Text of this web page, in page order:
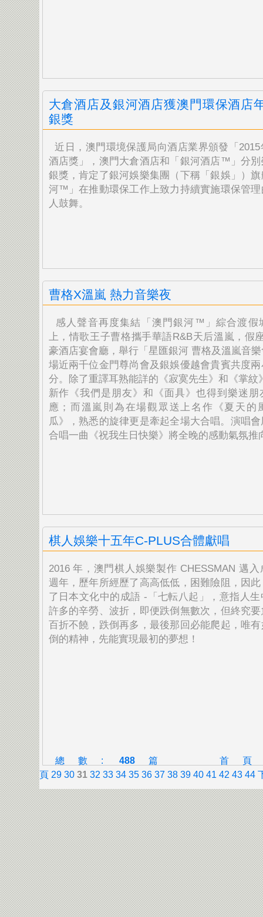
大倉酒店及銀河酒店獲澳門環保酒店
銀獎
近日，澳門環境保護局向酒店業界頒發「
酒店獎」，澳門大倉酒店和「銀河酒店™」分別
銀獎，肯定了銀河娛樂集團（下稱「銀娛」）
河™」在推動環保工作上致力持續實施環保管理
人鼓舞。
曹格X溫嵐 熱力音樂夜
感人聲音再度集結「澳門銀河™」綜合渡假
上，情歌王子曹格攜手華語R&B天后溫嵐，假
豪酒店宴會廳，舉行「星匯銀河 曹格及溫嵐音
場近兩千位金門尊尚會及銀娛優越會貴賓共度
分。
除了重譯耳熟能詳的《寂寞先生》和《掌紋
新作《我們是朋友》和《面具》也得到樂迷朋
應； 而溫嵐則為在場觀眾送上名作《夏天的
瓜》，熟悉的旋律更是牽起全場大合唱。演唱
合唱一曲《祝我生日快樂》將全晚的感動氣氛推
棋人娛樂十五年C-PLUS合體獻唱
2016 年，澳門棋人娛樂製作 CHESSMAN 邁
週年，歷年所經歷了高高低低，困難險阻，因
了日本文化中的成語 -「七転八起」，意指人
許多的辛勞、波折，即便跌倒無數次，但終究
百折不饒，跌倒再多，最後那回必能爬起，唯
倒的精神，先能實現最初的夢想！
總數:488 篇
首
頁 29 30 31 32 33 34 35 36 37 38 39 40 41 42 43 44